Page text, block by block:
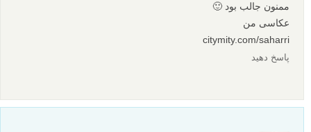
ممنون جالب بود 🙂
عکاسی من
citymity.com/saharri
پاسخ دهید